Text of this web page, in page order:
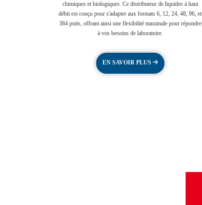
chimiques et biologiques. Ce distributeur de liquides à haut
débit est conçu pour s'adapter aux formats 6, 12, 24, 48, 96, et
384 puits, offrant ainsi une flexibilité maximale pour répondre
à vos besoins de laboratoire.
EN SAVOIR PLUS